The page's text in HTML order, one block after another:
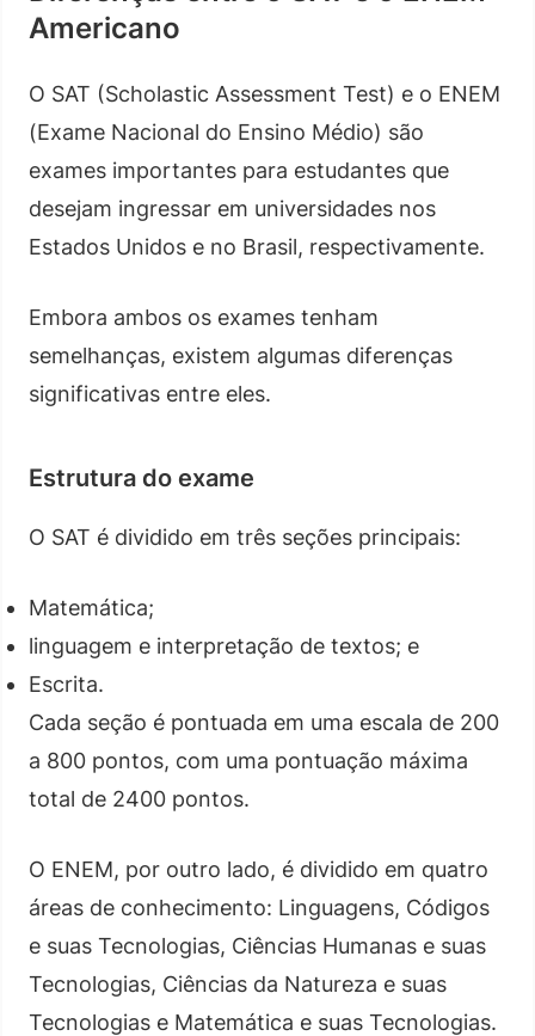
Americano
O SAT (Scholastic Assessment Test) e o ENEM
(Exame Nacional do Ensino Médio) são
exames importantes para estudantes que
desejam ingressar em universidades nos
Estados Unidos e no Brasil, respectivamente.
Embora ambos os exames tenham
semelhanças, existem algumas diferenças
significativas entre eles.
Estrutura do exame
O SAT é dividido em três seções principais:
Matemática;
linguagem e interpretação de textos; e
Escrita.
Cada seção é pontuada em uma escala de 200
a 800 pontos, com uma pontuação máxima
total de 2400 pontos.
O ENEM, por outro lado, é dividido em quatro
áreas de conhecimento: Linguagens, Códigos
e suas Tecnologias, Ciências Humanas e suas
Tecnologias, Ciências da Natureza e suas
Tecnologias e Matemática e suas Tecnologias.